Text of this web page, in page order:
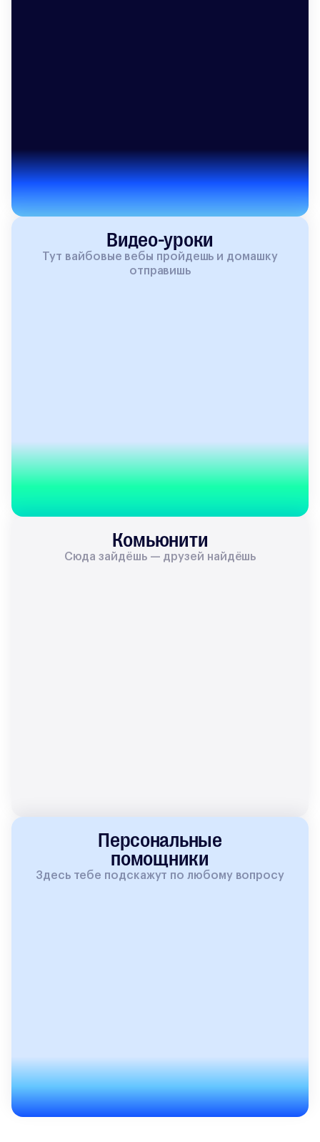
Видео-уроки
Тут вайбовые вебы пройдешь и домашку
отправишь
Комьюнити
Сюда зайдёшь — друзей найдёшь
Персональные
помощники
Здесь тебе подскажут по любому вопросу